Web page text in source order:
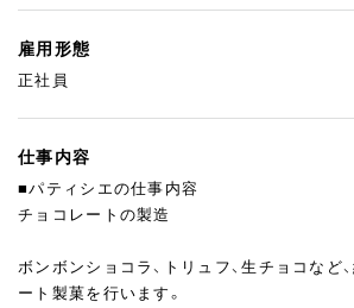
雇用形態
正社員
仕事内容
■パティシエの仕事内容
チョコレートの製造
ボンボンショコラ、トリュフ、生チョコなど
ート製菓を行います。